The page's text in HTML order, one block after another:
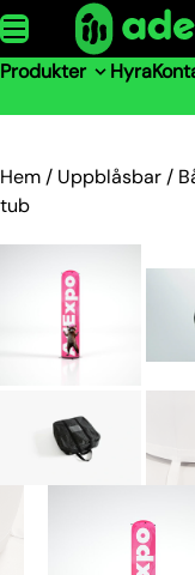
Skip to content
Produkter
Hyra
Hem / Uppblåsbar /
tub